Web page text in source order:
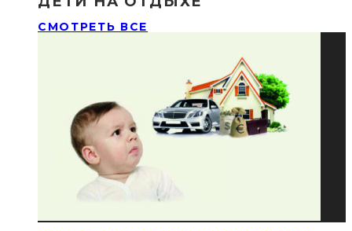
СМОТРЕТЬ ВСЕ